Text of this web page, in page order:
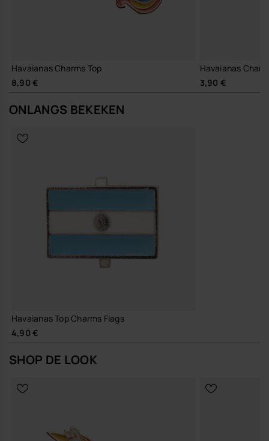
Havaianas Charms Top
8,90 €
Havaianas
3,90 €
ONLANGS BEKEKEN
Havaianas Top Charms Flags
4,90 €
SHOP DE LOOK